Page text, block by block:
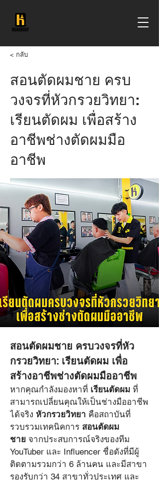
< กลับ
สอนตัดผมชาย ครบ
วงจรที่หัวกรวยวิทยา:
เรียนตัดผม เพื่อสร้าง
อาชีพช่างตัดผมมือ
อาชีพ
หัวกรวย ตัดผมชาย สอน
ตัดผมชาย
10 ม.ค. 2569
เจาะลึกหลักสูตรสอนตัดผมชายที่
หัวกรวยวิทยา เริ่มต้นเรียนตัดผม
จากศูนย์จนเป็นมืออาชีพพร้อม
เทคนิคการตลาดและการบริหาร
ร้านแบบครบวงจร
สอนตัดผมชาย ครบวงจรที่หัว
กรวยวิทยา: เรียนตัดผม เพื่อ
สร้างอาชีพช่างตัดผมมืออาชีพ
หากคุณกำลังมองหาที่ เรียนตัดผม ที่
สามารถเปลี่ยนคุณให้เป็นช่างมืออาชีพ
ได้จริง หัวกรวยวิทยา คือสถาบันที่
รวบรวมเทคนิคการ สอนตัดผม
ชาย จากประสบการณ์จริงของทีม
YouTuber และ Influencer ชื่อดังที่มีผู้
ติดตามรวมกว่า 6 ล้านคน และมีสาขา
รองรับกว่า 34 สาขาทั่วประเทศ และ